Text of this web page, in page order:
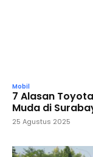
Mobil
7 Alasan
Muda di
25 Agustus 2025